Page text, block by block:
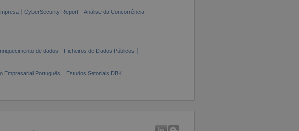
CyberSecurity Report
Análise da Concorrência
de dados
Ficheiros de Dados Públicos
Empresarial Português Estudos Setoriais DBK